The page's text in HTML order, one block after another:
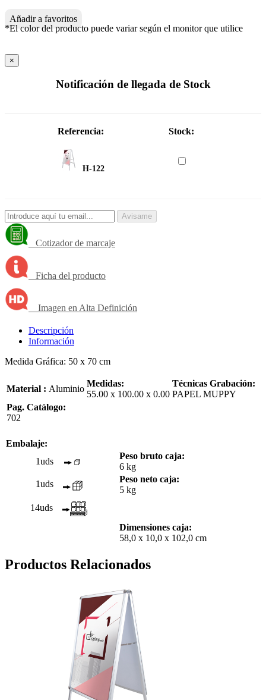
Añadir a favoritos
*El color del producto puede variar según el monitor que utilice
×
Notificación de llegada de Stock
Referencia: Stock:
H-122
Avisame
Cotizador de marcaje
Ficha del producto
Imagen en Alta Definición
Descripción
Información
Medida Gráfica: 50 x 70 cm
Material : Aluminio
Medidas:
55.00 x 100.00 x 0.00
Técnicas Grabación:
PAPEL MUPPY
Pag. Catálogo:
702
Embalaje:
1uds
Peso bruto caja:
6 kg
1uds
Peso neto caja:
5 kg
14uds
Dimensiones caja:
58,0 x 10,0 x 102,0 cm
Productos Relacionados